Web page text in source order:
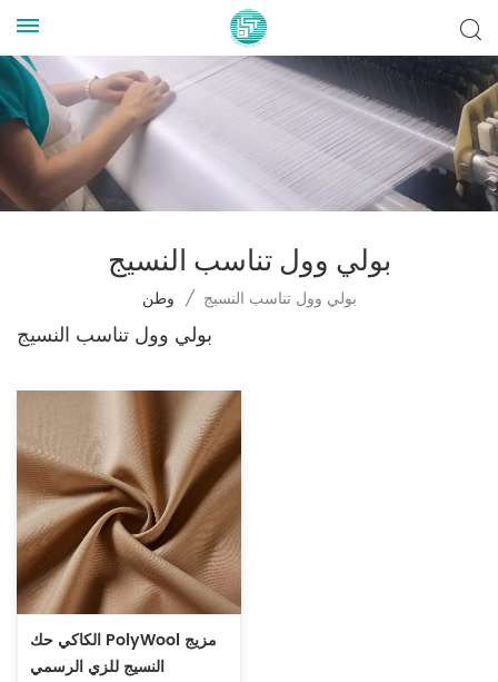
بولي وول تناسب النسيج
وطن / بولي وول تناسب النسيج
بولي وول تناسب النسيج
الكاكي حك PolyWool مزيج
النسيج للزي الرسمي